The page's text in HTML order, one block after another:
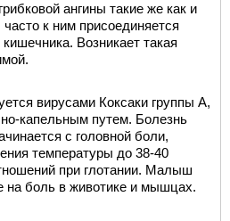
ангины такие же как и
к ним присоединяется
Возникает такая
вирусами Коксаки группы А,
капельным путем. Болезнь
с головной боли,
температуры до 38-40
при глотании. Малыш
на боль в животике и мышцах.